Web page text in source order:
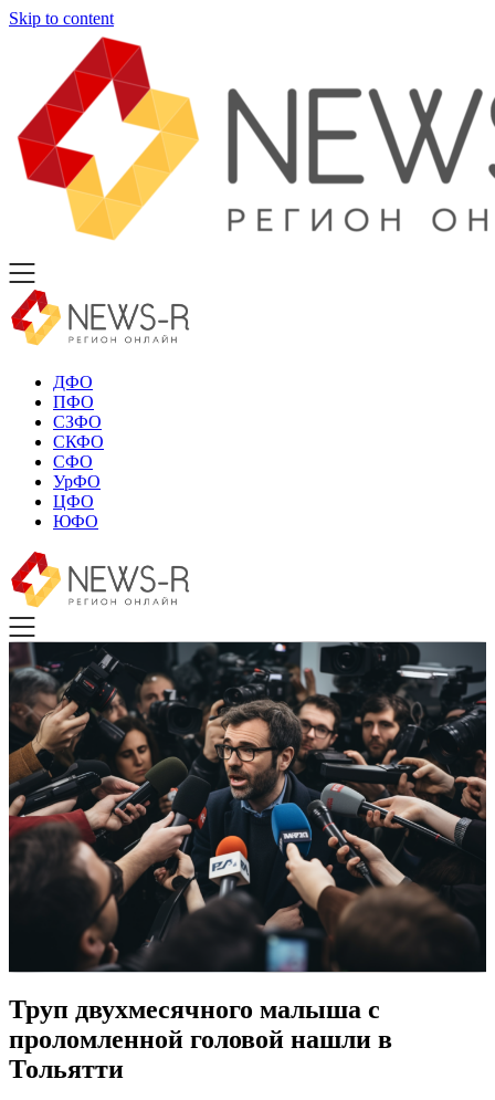
Skip to content
ДФО
ПФО
СЗФО
СКФО
СФО
УрФО
ЦФО
ЮФО
Труп двухмесячного малыша с
проломленной головой нашли в
Тольятти